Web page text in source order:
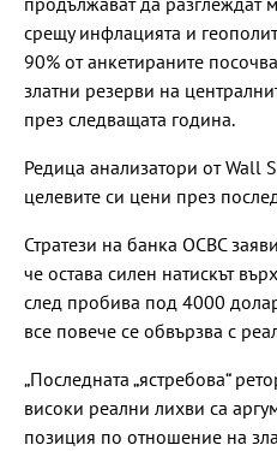
срещу инфлацията и
90% от анкетираните
златни резерви на
през следващата година.
Редица анализатори от Wall
целевите си цени през
Стратези на банка OCBC
че остава силен натискът
след пробива под 4000
все повече се обвързва с
„Последната „ястребова“
високи реални лихви са
позиция по отношение на